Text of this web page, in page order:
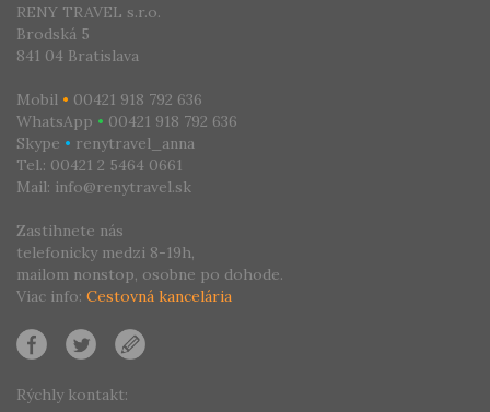
RENY TRAVEL s.r.o.
Brodská 5
841 04 Bratislava
Mobil • 00421 918 792 636
WhatsApp • 00421 918 792 636
Skype • renytravel_anna
Tel.: 00421 2 5464 0661
Mail: info@renytravel.sk
Zastihnete nás
telefonicky medzi 8-19h,
mailom nonstop, osobne po dohode.
Viac info: Cestovná kancelária
Rýchly kontakt: